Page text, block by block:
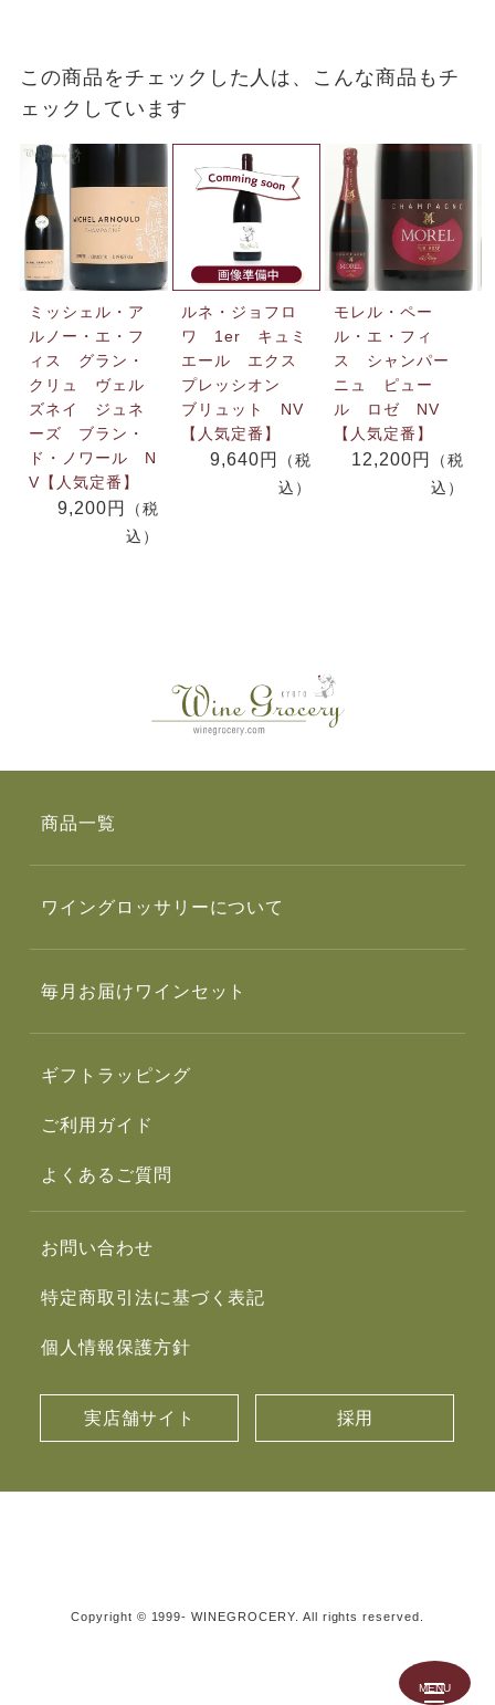
この商品をチェックした人は、こんな商品もチ
ェックしています
ミッシェル・ア
ルノー・エ・フ
ィス グラン・
クリュ ヴェル
ズネイ ジュネ
ーズ ブラン・
ド・ノワール N
V【人気定番】
9,200円
（税
込）
ルネ・ジョフロ
ワ 1er キュミ
エール エクス
プレッシオン
ブリュット NV
【人気定番】
9,640円
（税
込）
モレル・ペー
ル・エ・フィ
ス シャンパー
ニュ ピュー
ル ロゼ NV
【人気定番】
12,200円
（税
込）
商品一覧
ワイングロッサリーについて
毎月お届けワインセット
ギフトラッピング
ご利用ガイド
よくあるご質問
お問い合わせ
特定商取引法に基づく表記
個人情報保護方針
実店舗サイト 採用
Copyright © 1999- WINEGROCERY. All rights reserved.